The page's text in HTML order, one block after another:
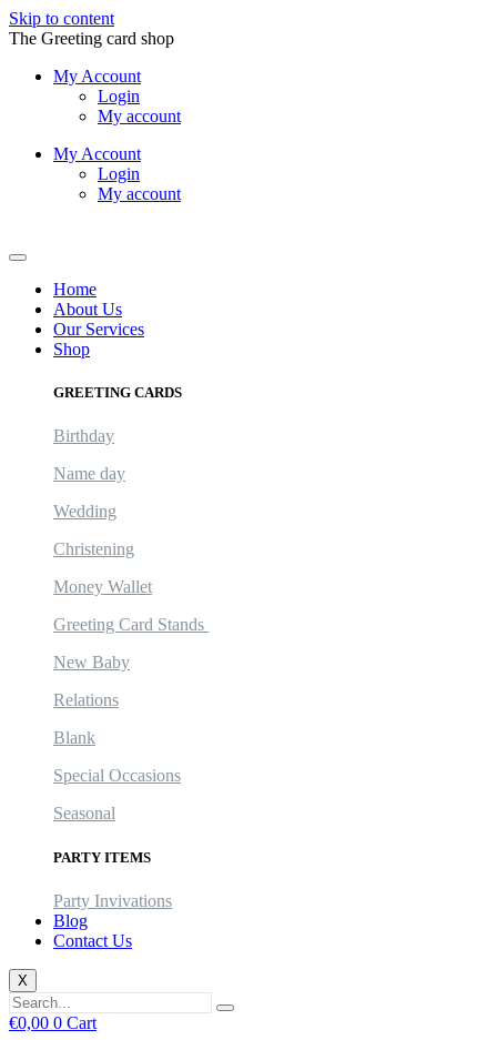
Skip to content
The Greeting card shop
My Account
Login
My account
My Account
Login
My account
Home
About Us
Our Services
Shop
GREETING CARDS
Birthday
Name day
Wedding
Christening
Money Wallet
Greeting Card Stands
New Baby
Relations
Blank
Special Occasions
Seasonal
PARTY ITEMS
Party Invivations
Blog
Contact Us
X
€0,00 0 Cart